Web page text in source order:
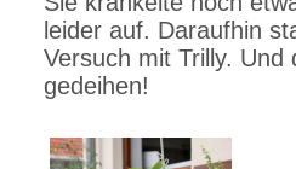
leider auf. Daraufhin
Versuch mit Trilly.
gedeihen!